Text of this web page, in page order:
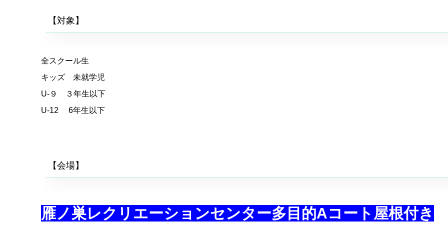
【対象】
全スクール生
キッズ 未就学児
U-９ ３年生以下
U-12 6年生以下
【会場】
雁ノ巣レクリエーションセンター多目的Aコート屋根付き